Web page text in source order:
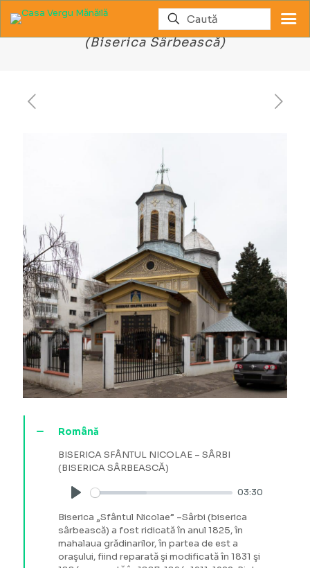
Biserica Sfântul Nicolae – Sârbi
(Biserica Sârbească)
Română
BISERICA SFÂNTUL NICOLAE – SÂRBI
(BISERICA SÂRBEASCĂ)
Play
03:30
Biserica „Sfântul Nicolae” –Sârbi (biserica
sârbească) a fost ridicată în anul 1825, în
mahalaua grădinarilor, în partea de est a
oraşului, fiind reparată şi modificată în 1831 şi